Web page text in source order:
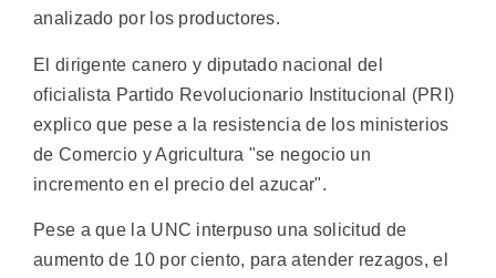
analizado por los productores.
El dirigente canero y diputado nacional del
oficialista Partido Revolucionario Institucional (PRI)
explico que pese a la resistencia de los ministerios
de Comercio y Agricultura "se negocio un
incremento en el precio del azucar".
Pese a que la UNC interpuso una solicitud de
aumento de 10 por ciento, para atender rezagos, el